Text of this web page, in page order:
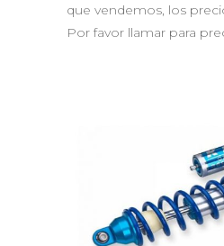
que vendemos, los
Por favor llamar para